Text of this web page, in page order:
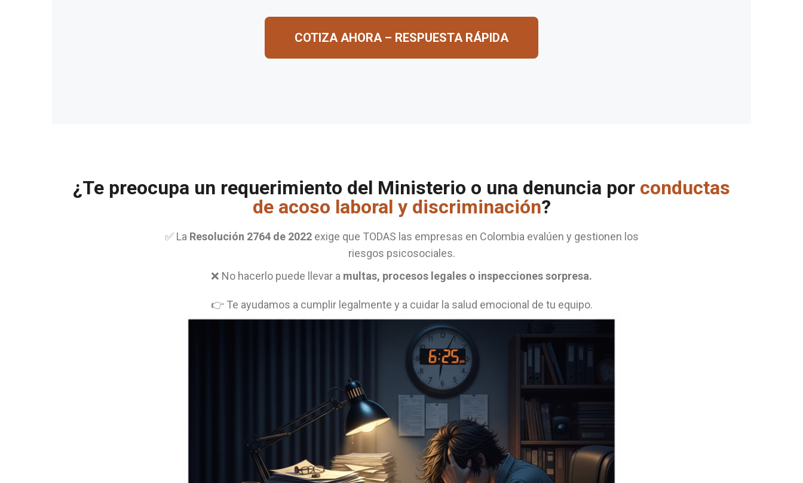
COTIZA AHORA – RESPUESTA RÁPIDA
¿Te preocupa un requerimiento del Ministerio o una denuncia por conductas
de acoso laboral y discriminación?
✅ La Resolución 2764 de 2022exige que TODAS las empresas en Colombia evalúen y gestionen los
riesgos psicosociales.
❌ No hacerlo puede llevar a multas, procesos legales o inspecciones sorpresa.
👉 Te ayudamos a cumplir legalmente y a cuidar la salud emocional de tu equipo.